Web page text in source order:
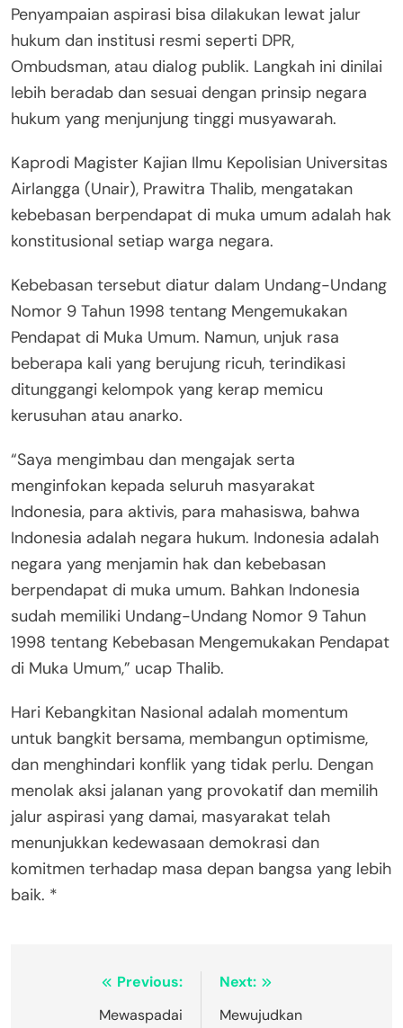
Penyampaian aspirasi bisa dilakukan lewat jalur
hukum dan institusi resmi seperti DPR,
Ombudsman, atau dialog publik. Langkah ini dinilai
lebih beradab dan sesuai dengan prinsip negara
hukum yang menjunjung tinggi musyawarah.
Kaprodi Magister Kajian Ilmu Kepolisian Universitas
Airlangga (Unair), Prawitra Thalib, mengatakan
kebebasan berpendapat di muka umum adalah hak
konstitusional setiap warga negara.
Kebebasan tersebut diatur dalam Undang-Undang
Nomor 9 Tahun 1998 tentang Mengemukakan
Pendapat di Muka Umum. Namun, unjuk rasa
beberapa kali yang berujung ricuh, terindikasi
ditunggangi kelompok yang kerap memicu
kerusuhan atau anarko.
“Saya mengimbau dan mengajak serta
menginfokan kepada seluruh masyarakat
Indonesia, para aktivis, para mahasiswa, bahwa
Indonesia adalah negara hukum. Indonesia adalah
negara yang menjamin hak dan kebebasan
berpendapat di muka umum. Bahkan Indonesia
sudah memiliki Undang-Undang Nomor 9 Tahun
1998 tentang Kebebasan Mengemukakan Pendapat
di Muka Umum,” ucap Thalib.
Hari Kebangkitan Nasional adalah momentum
untuk bangkit bersama, membangun optimisme,
dan menghindari konflik yang tidak perlu. Dengan
menolak aksi jalanan yang provokatif dan memilih
jalur aspirasi yang damai, masyarakat telah
menunjukkan kedewasaan demokrasi dan
komitmen terhadap masa depan bangsa yang lebih
baik. *
navigation
Previous:
Mewaspadai
Next:
Mewujudkan